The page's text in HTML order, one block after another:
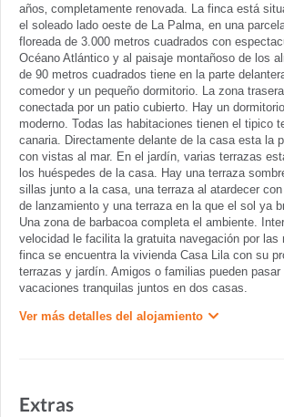
años‚ completamente renovada. La finca está
el soleado lado oeste de La Palma, en una
floreada de 3.000 metros cuadrados con
Océano Atlántico y al paisaje montañoso de los
de 90 metros cuadrados tiene en la parte
comedor y un pequeño dormitorio. La zona
conectada por un patio cubierto. Hay un
moderno. Todas las habitaciones tienen el tipico
canaria. Directamente delante de la casa esta la
con vistas al mar. En el jardín, varias terrazas
los huéspedes de la casa. Hay una terraza
sillas junto a la casa, una terraza al atardecer
de lanzamiento y una terraza en la que el sol ya
Una zona de barbacoa completa el ambiente.
velocidad le facilita la gratuita navegación por las
finca se encuentra la vivienda Casa Lila con su
terrazas y jardín. Amigos o familias pueden pasar
vacaciones tranquilas juntos en dos casas.
Ver más detalles del alojamiento
Extras